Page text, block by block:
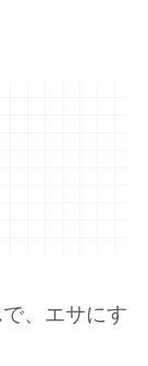
、エサにす